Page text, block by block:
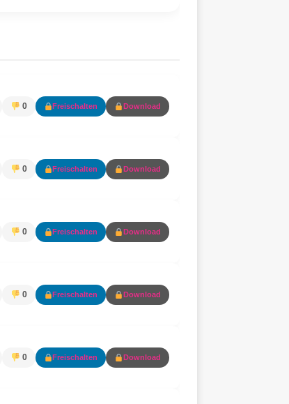
0 Freischalten Download
0 Freischalten Download
0 Freischalten Download
0 Freischalten Download
0 Freischalten Download